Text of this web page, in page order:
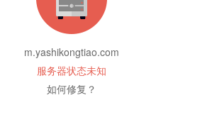
m.yashikongtiao.com
服务器状态未知
如何修复？